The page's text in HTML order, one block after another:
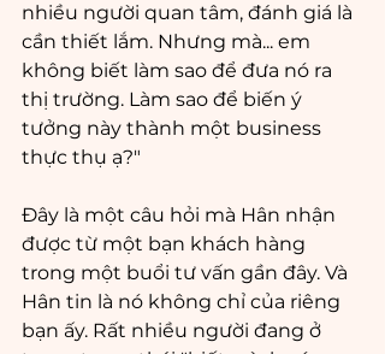
nhiều người quan tâm, đánh giá là
cần thiết lắm. Nhưng mà... em
không biết làm sao để đưa nó ra
thị trường. Làm sao để biến ý
tưởng này thành một business
thực thụ ạ?"
Đây là một câu hỏi mà Hân nhận
được từ một bạn khách hàng
trong một buổi tư vấn gần đây. Và
Hân tin là nó không chỉ của riêng
bạn ấy. Rất nhiều người đang ở